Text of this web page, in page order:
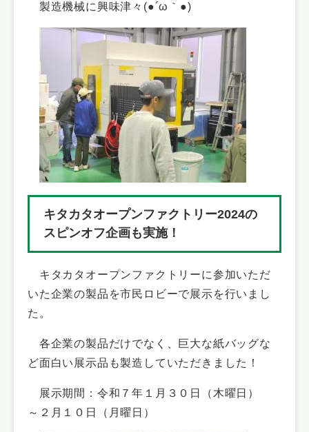
製造機械に興味津々(●´ω｀●)
キタカタオープンファクトリー2024の
スピンオフ企画も実施！
キタカタオープンファクトリーに参加いただ
いた企業の製品を市民ロビーで展示を行いまし
た。
各企業の製品だけでなく、巨大な紙バッグな
ど面白い展示品も製造していただきました！
展示期間：令和７年１月３０日（木曜日）
～２月１０日（月曜日）